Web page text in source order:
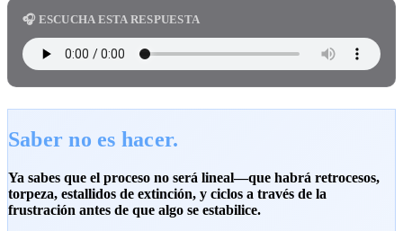
🎧 ESCUCHA ESTA RESPUESTA
Saber no es hacer.
Ya sabes que el proceso no será lineal—que habrá retrocesos,
torpeza, estallidos de extinción, y ciclos a través de la
frustración antes de que algo se estabilice.